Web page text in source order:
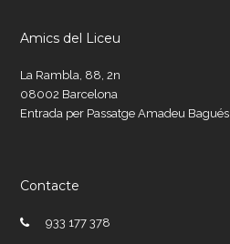
Amics del Liceu
La Rambla, 88, 2n
08002 Barcelona
Entrada per Passatge Amadeu Bagués
Contacte
933 177 378